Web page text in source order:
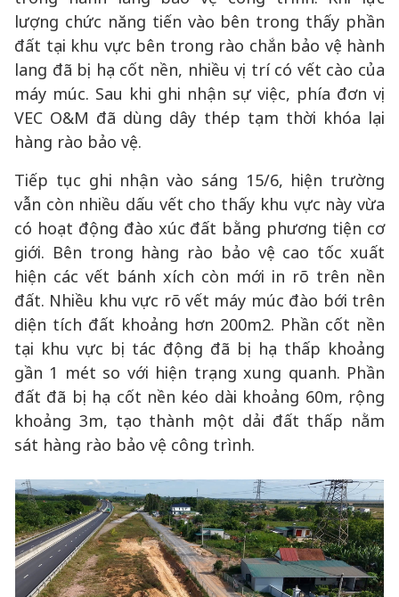
lượng chức năng tiến vào bên trong thấy phần
đất tại khu vực bên trong rào chắn bảo vệ hành
lang đã bị hạ cốt nền, nhiều vị trí có vết cào của
máy múc. Sau khi ghi nhận sự việc, phía đơn vị
VEC O&M đã dùng dây thép tạm thời khóa lại
hàng rào bảo vệ.
Tiếp tục ghi nhận vào sáng 15/6, hiện trường
vẫn còn nhiều dấu vết cho thấy khu vực này vừa
có hoạt động đào xúc đất bằng phương tiện cơ
giới. Bên trong hàng rào bảo vệ cao tốc xuất
hiện các vết bánh xích còn mới in rõ trên nền
đất. Nhiều khu vực rõ vết máy múc đào bới trên
diện tích đất khoảng hơn 200m2. Phần cốt nền
tại khu vực bị tác động đã bị hạ thấp khoảng
gần 1 mét so với hiện trạng xung quanh. Phần
đất đã bị hạ cốt nền kéo dài khoảng 60m, rộng
khoảng 3m, tạo thành một dải đất thấp nằm
sát hàng rào bảo vệ công trình.